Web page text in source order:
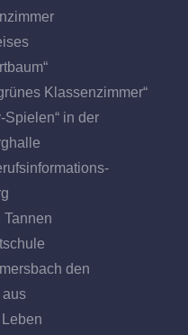
Klassenzimmer“
Spielen“ in der
Tannen
den